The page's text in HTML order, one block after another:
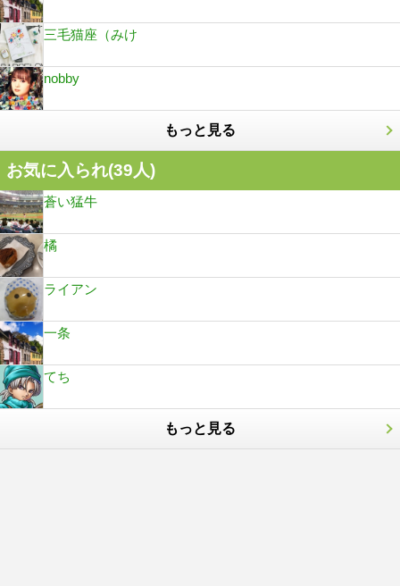
三毛猫座（みけ
nobby
もっと見る
お気に入られ(39人)
蒼い猛牛
橘
ライアン
一条
てち
もっと見る